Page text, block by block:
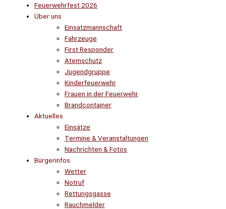
Feuerwehrfest 2026
Über uns
Einsatzmannschaft
Fahrzeuge
First Responder
Atemschutz
Jugendgruppe
Kinderfeuerwehr
Frauen in der Feuerwehr
Brandcontainer
Aktuelles
Einsätze
Termine & Veranstaltungen
Nachrichten & Fotos
Bürgerinfos
Wetter
Notruf
Rettungsgasse
Rauchmelder